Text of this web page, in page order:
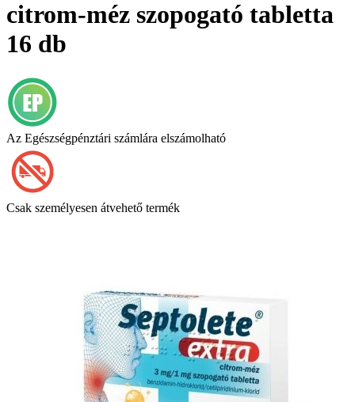
citrom-méz szopogató tabletta
16 db
Az Egészségpénztári számlára elszámolható
Csak személyesen átvehető termék